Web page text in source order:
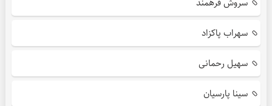
سهراب پاکزاد
سهیل رحمانی
سینا پارسیان